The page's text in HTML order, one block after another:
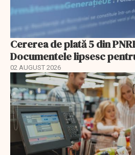
Cererea de plată 5 din
Documentele lipsesc
02 AUGUST 2026